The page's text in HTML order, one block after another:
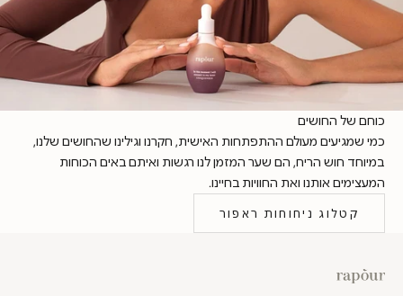
כוחם של החושים
כמי שמגיעים מעולם ההתפתחות האישית, חקרנו וגילינו שהחושים שלנו,
במיוחד חוש הריח, הם שער המזמן לנו רגשות ואיתם באים הכוחות
המעצימים אותנו ואת החוויות בחיינו.
קטלוג ניחוחות ראפור